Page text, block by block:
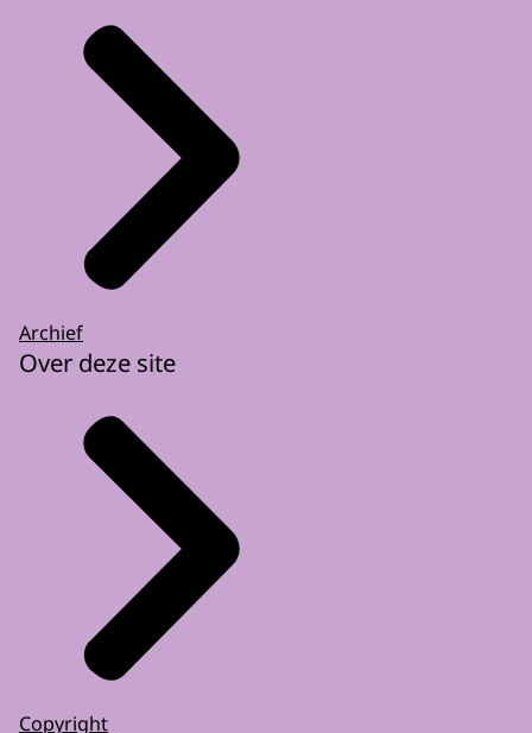
Archief
Over deze site
Copyright